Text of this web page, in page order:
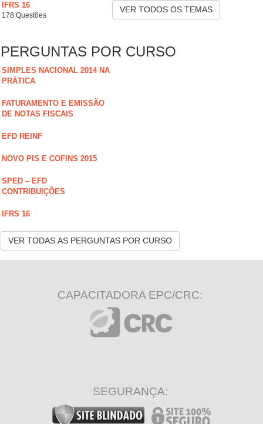
IFRS 16
178 Questões
VER TODOS OS TEMAS
PERGUNTAS POR CURSO
SIMPLES NACIONAL 2014 NA
PRÁTICA
FATURAMENTO E EMISSÃO
DE NOTAS FISCAIS
EFD REINF
NOVO PIS E COFINS 2015
SPED – EFD
CONTRIBUIÇÕES
IFRS 16
VER TODAS AS PERGUNTAS POR CURSO
CAPACITADORA EPC/CRC:
SEGURANÇA: